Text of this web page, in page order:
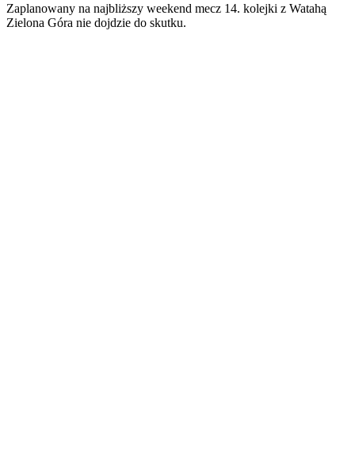
Zaplanowany na najbliższy weekend mecz 14. kolejki z Watahą
Zielona Góra nie dojdzie do skutku.